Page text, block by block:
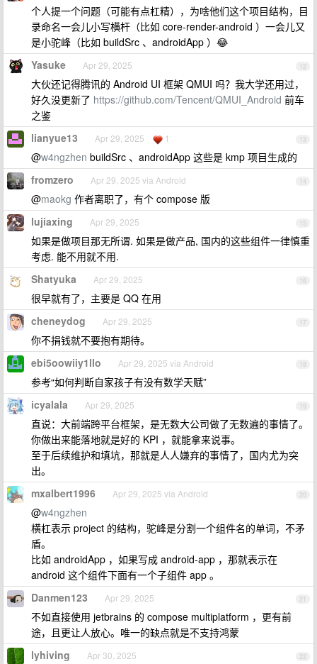
个人提一个问题（可能有点杠精），为啥他们这个项目结构，目
录命名一会儿小写横杆（比如 core-render-android ）一会儿又
是小驼峰（比如 buildSrc 、androidApp ）😂
12
Yasuke Apr 29, 2025
大伙还记得腾讯的 Android UI 框架 QMUI 吗？我大学还用过，
好久没更新了 https://github.com/Tencent/QMUI_Android 前车
之鉴
13
lianyue13 Apr 29, 2025 1
@w4ngzhen buildSrc 、androidApp 这些是 kmp 项目生成的
14
fromzero Apr 29, 2025 via Android
@maokg 作者离职了，有个 compose 版
15
lujiaxing Apr 29, 2025
如果是做项目那无所谓. 如果是做产品, 国内的这些组件一律慎重
考虑. 能不用就不用.
16
Shatyuka Apr 29, 2025
很早就有了，主要是 QQ 在用
17
cheneydog Apr 29, 2025
你不捐钱就不要抱有期待。
18
ebi5oowiiy1llo Apr 29, 2025 via Android
参考“如何判断自家孩子有没有数学天赋”
19
icyalala Apr 29, 2025
直说：大前端跨平台框架，是无数大公司做了无数遍的事情了。
你做出来能落地就是好的 KPI ，就能拿来说事。
至于后续维护和填坑，那就是人人嫌弃的事情了，国内尤为突
出。
20
mxalbert1996 Apr 29, 2025 via Android
@w4ngzhen
横杠表示 project 的结构，驼峰是分割一个组件名的单词，不矛
盾。
比如 androidApp ，如果写成 android-app ，那就表示在
android 这个组件下面有一个子组件 app 。
21
Danmen123 Apr 29, 2025
不如直接使用 jetbrains 的 compose multiplatform ，更有前
途，且更让人放心。唯一的缺点就是不支持鸿蒙
22
lyhiving Apr 30, 2025